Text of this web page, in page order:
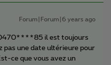
Forum|Forum|6 years ago
il est toujours
pas une date ultérieure pour
ce que vous avez un